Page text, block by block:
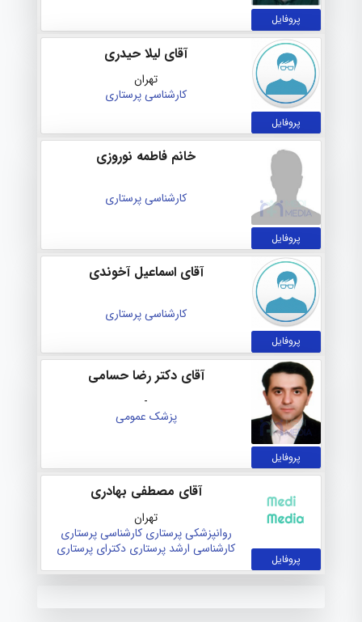
پروفایل
پروفایل
آقای لیلا حیدری
تهران
کارشناسی پرستاری
پروفایل
خانم فاطمه نوروزی
کارشناسی پرستاری
پروفایل
آقای اسماعیل آخوندی
کارشناسی پرستاری
پروفایل
آقای دکتر رضا حسامی
-
پزشک عمومی
پروفایل
آقای مصطفی بهادری
تهران
روانپزشکیپرستاری کارشناسی پرستاری
کارشناسی ارشد پرستاری دکترای پرستاری